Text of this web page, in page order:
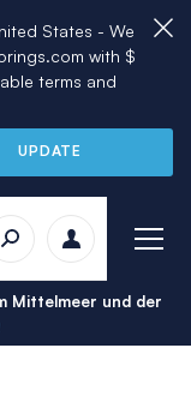
States - We
with $
terms and
UPDATE
Mittelmeer und der